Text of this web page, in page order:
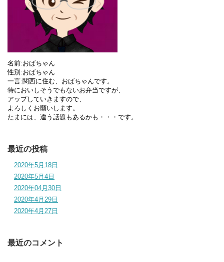
名前:おばちゃん
性別:おばちゃん
一言:関西に住む、おばちゃんです。
特においしそうでもないお弁当ですが、
アップしていきますので、
よろしくお願いします。
たまには、違う話題もあるかも・・・です。
最近の投稿
2020年5月18日
2020年5月4日
2020年04月30日
2020年4月29日
2020年4月27日
最近のコメント